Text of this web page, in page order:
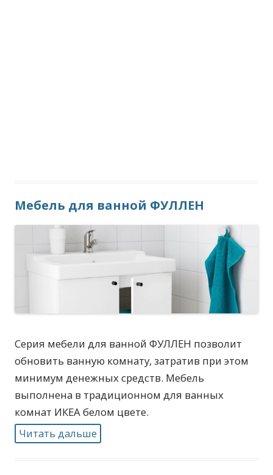
Мебель для ванной ФУЛЛЕН
Серия мебели для ванной ФУЛЛЕН позволит
обновить ванную комнату, затратив при этом
минимум денежных средств. Мебель
выполнена в традиционном для ванных
комнат ИКЕА белом цвете.
Читать дальше